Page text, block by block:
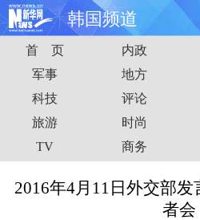
韩国频道
首页 时政
娱乐 体育
时尚 思客
港澳 台湾
首 页 内政
军事
地方
科技
评论
旅游
时尚
TV
商务
2016年4月11日外交部
者会